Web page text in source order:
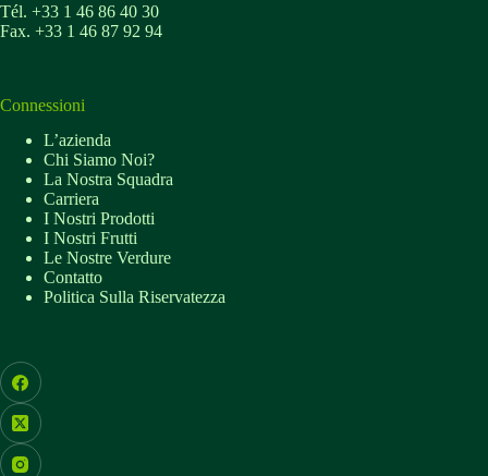
Tél. +33 1 46 86 40 30
Fax. +33 1 46 87 92 94
Connessioni
L’azienda
Chi Siamo Noi?
La Nostra Squadra
Carriera
I Nostri Prodotti
I Nostri Frutti
Le Nostre Verdure
Contatto
Politica Sulla Riservatezza